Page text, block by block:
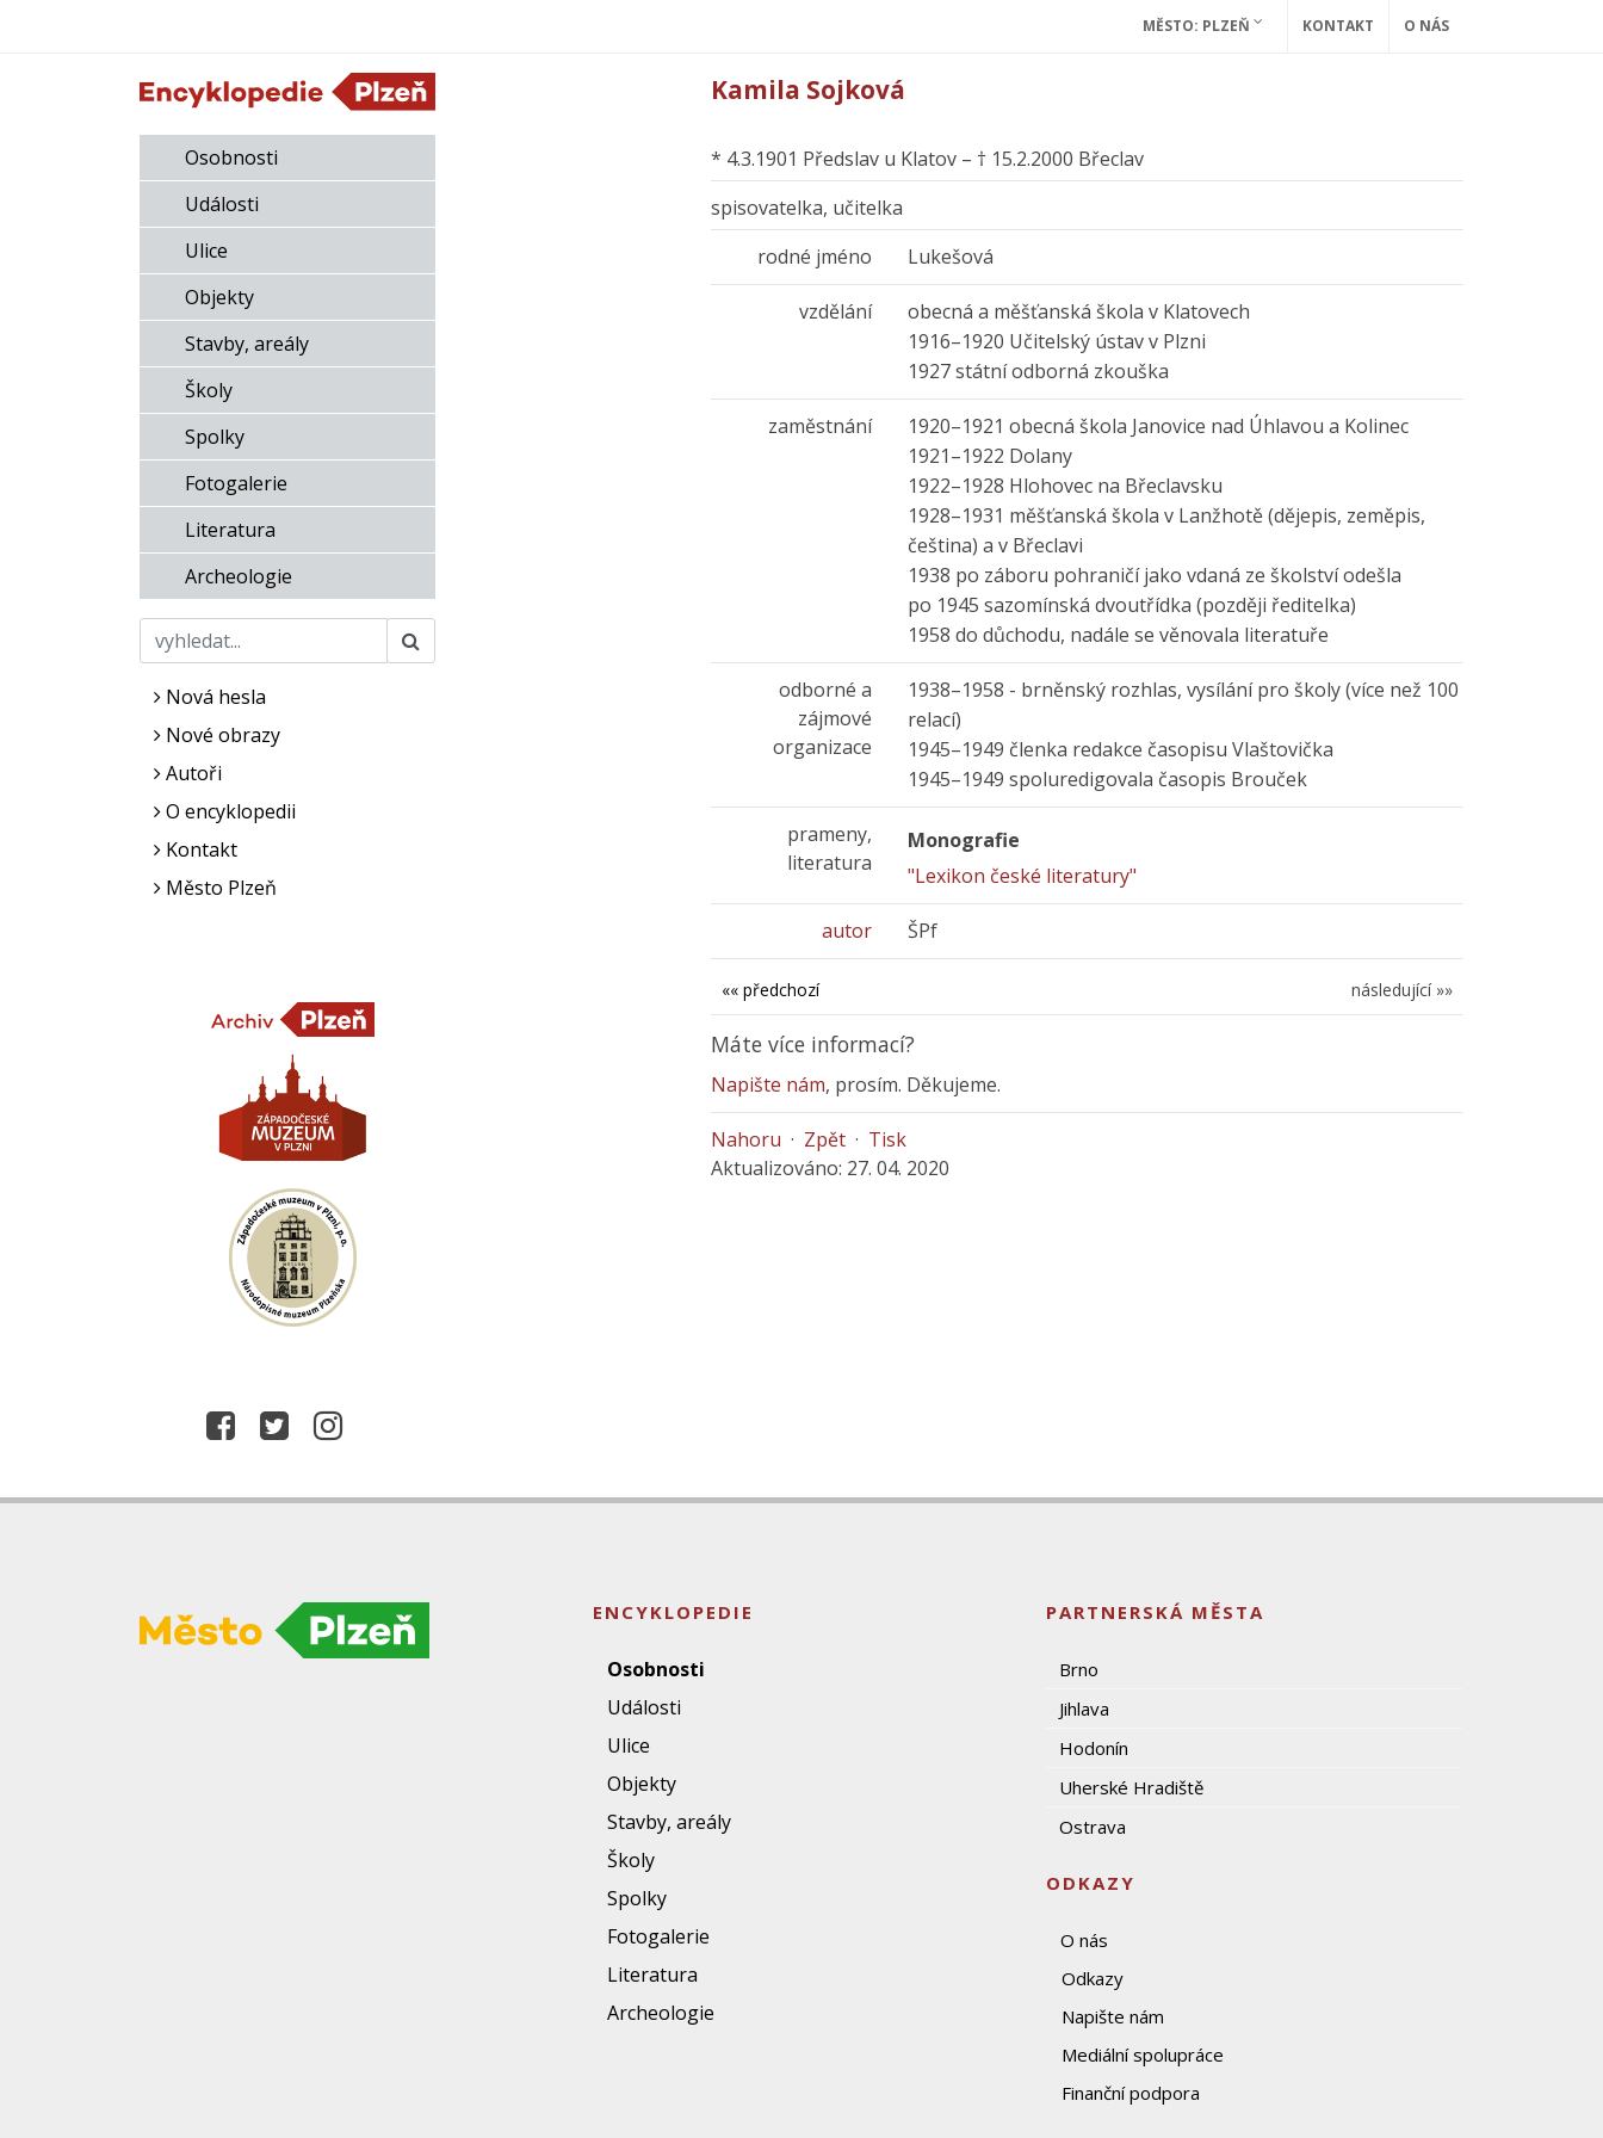
MĚSTO: PLZEŇ KONTAKT O NÁS
Osobnosti
Události
Ulice
Objekty
Stavby, areály
Školy
Spolky
Fotogalerie
Literatura
Archeologie
Nová hesla
Nové obrazy
Autoři
O encyklopedii
Kontakt
Město Plzeň
Kamila Sojková
* 4.3.1901 Předslav u Klatov – † 15.2.2000 Břeclav
spisovatelka, učitelka
rodné jméno
Lukešová
vzdělání
obecná a měšťanská škola v Klatovech
1916–1920 Učitelský ústav v Plzni
1927 státní odborná zkouška
zaměstnání
1920–1921 obecná škola Janovice nad Úhlavou a Kolinec
1921–1922 Dolany
1922–1928 Hlohovec na Břeclavsku
1928–1931 měšťanská škola v Lanžhotě (dějepis, zeměpis,
čeština) a v Břeclavi
1938 po záboru pohraničí jako vdaná ze školství odešla
po 1945 sazomínská dvoutřídka (později ředitelka)
1958 do důchodu, nadále se věnovala literatuře
odborné a
zájmové
organizace
1938–1958 - brněnský rozhlas, vysílání pro školy (více než 100
relací)
1945–1949 členka redakce časopisu Vlaštovička
1945–1949 spoluredigovala časopis Brouček
prameny,
literatura
Monografie
"Lexikon české literatury"
autor ŠPf
následující »»
«« předchozí
Máte více informací?
Napište nám, prosím. Děkujeme.
Nahoru · Zpět · Tisk
Aktualizováno: 27. 04. 2020
ENCYKLOPEDIE
Osobnosti
Události
Ulice
Objekty
Stavby, areály
Školy
Spolky
Fotogalerie
Literatura
Archeologie
PARTNERSKÁ MĚSTA
Brno
Jihlava
Hodonín
Uherské Hradiště
Ostrava
ODKAZY
O nás
Odkazy
Napište nám
Mediální spolupráce
Finanční podpora